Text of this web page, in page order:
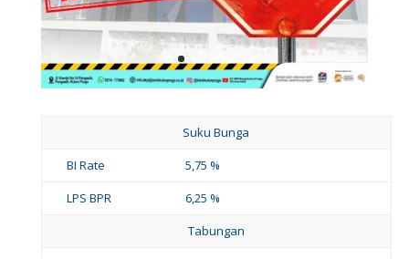
Suku Bunga
BI Rate
5,75 %
LPS BPR
6,25 %
Tabungan